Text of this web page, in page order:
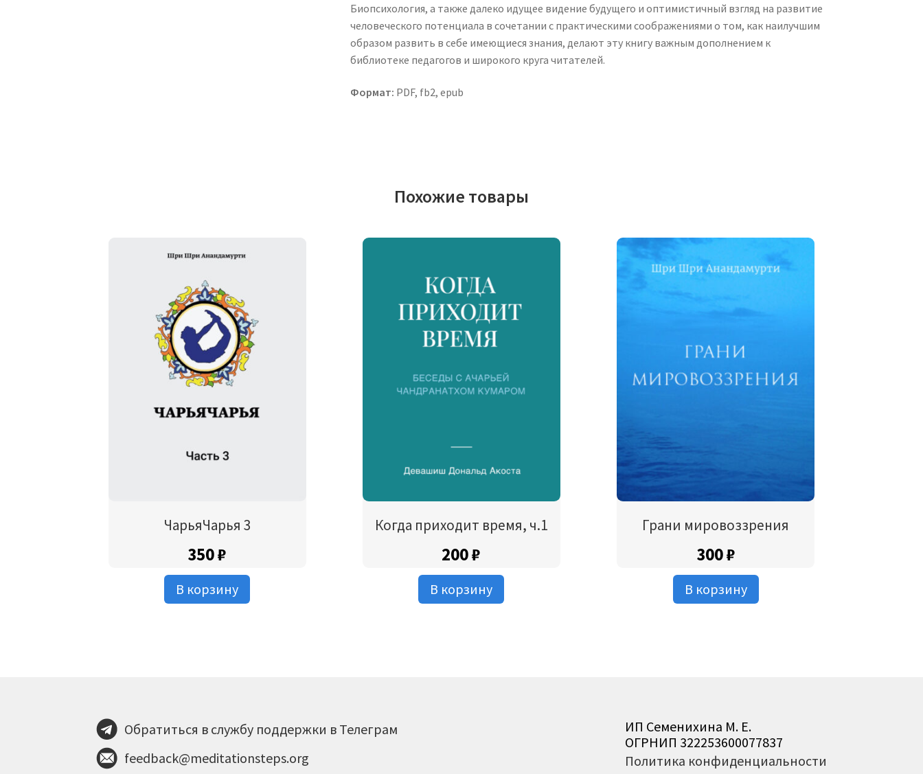
Биопсихология, а также далеко идущее видение будущего и оптимистичный взгляд на развитие
человеческого потенциала в сочетании с практическими соображениями о том, как наилучшим
образом развить в себе имеющиеся знания, делают эту книгу важным дополнением к
библиотеке педагогов и широкого круга читателей.
Формат: PDF, fb2, epub
Похожие товары
ЧарьяЧарья 3
350₽
В корзину
Когда приходит время, ч.1
200₽
В корзину
Грани мировоззрения
300₽
В корзину
Обратиться в службу поддержки в Телеграм
feedback@meditationsteps.org
ИП Семенихина М. Е.
ОГРНИП 322253600077837
Политика конфиденциальности